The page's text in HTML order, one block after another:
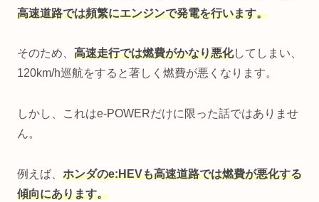
高速道路では頻繁にエンジンで発電を行います。
そのため、 高速走行では燃費がかなり悪化してしまい、
120km/h巡航をすると著しく燃費が悪くなります。
しかし、これはe-POWERだけに限った話ではありませ
ん。
例えば、 ホンダのe:HEVも高速道路では燃費が悪化する
傾向にあります。